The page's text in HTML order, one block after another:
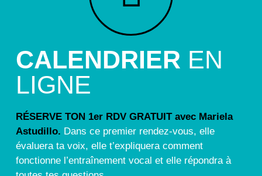
CALENDRIER EN
LIGNE
RÉSERVE TON 1er RDV GRATUIT avec Mariela
Astudillo. Dans ce premier rendez-vous, elle
évaluera ta voix, elle t’expliquera comment
fonctionne l’entraînement vocal et elle répondra à